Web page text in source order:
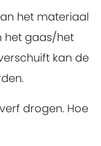
het materiaal
het gaas/het
kan de
drogen. Hoe